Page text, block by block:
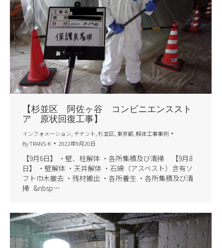
【杉並区 阿佐ヶ谷 コンビニエンススト
ア 原状回復工事】
インフォメーション テナント 杉並区 東京都 解体工事事例
ByTRANS-K 2022年9月20日
【9月6日】 ・壁、柱解体 ・各所集積及び清掃 【9月8
日】 ・壁解体 ・天井解体 ・石綿（アスベスト）含有ソ
フト巾木撤去 ・残材搬出 ・各所養生 ・各所集積及び清
掃 &nbsp…